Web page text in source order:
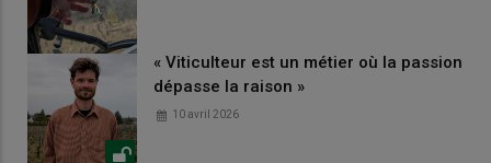
« Viticulteur est un métier où la passion
dépasse la raison »
10 avril 2026